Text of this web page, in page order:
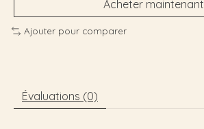
Acheter maintenant
Ajouter pour comparer
Évaluations (0)